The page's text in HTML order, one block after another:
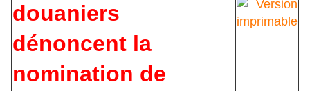
douaniers
dénoncent la
nomination de